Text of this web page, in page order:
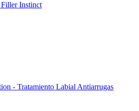
Instinct
- Tratamiento Labial Antiarrugas